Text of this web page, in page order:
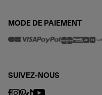
MODE DE PAIEMENT
SUIVEZ-NOUS